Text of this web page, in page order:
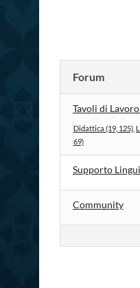
Forum
Tavoli di
Didattica (19, 125)
69)
Supporto
Community